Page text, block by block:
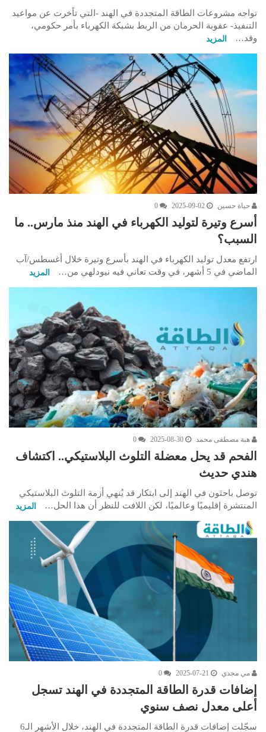
تواجه مشروعات الطاقة المتجددة في الهند -التي تأخرت عن مواعيد
التنفيذ- عقوبة الحرمان من الربط بشبكة الكهرباء بأمر حكومي،
وقد…
المزيد
حياة حسين 2025-09-02
0
أسرع وتيرة لتوليد الكهرباء في الهند منذ مارس.. ما
السبب؟
ارتفع معدل توليد الكهرباء في الهند بأسرع وتيرة خلال أغسطس/آب
الماضي في 5 أشهر، في وقت تعاني فيه نيودلهي من…
المزيد
هبة مصطفى محمد 2025-08-30
0
الفحم قد يحل معضلة التلوث البلاستيكي.. اكتشاف
هندي حديث
توصل باحثون في الهند إلى ابتكار قد يُنهي أزمة التلوث البلاستيكي
المنتشرة إقليميًا وعالميًا، لكن اللافت للنظر أن هذا الحل…
المزيد
مي مجدي 2025-07-21
0
إضافات قدرة الطاقة المتجددة في الهند تسجل
أعلى معدل نصف سنوي
سجّلت إضافات قدرة الطاقة المتجددة في الهند، خلال الأشهر الـ6